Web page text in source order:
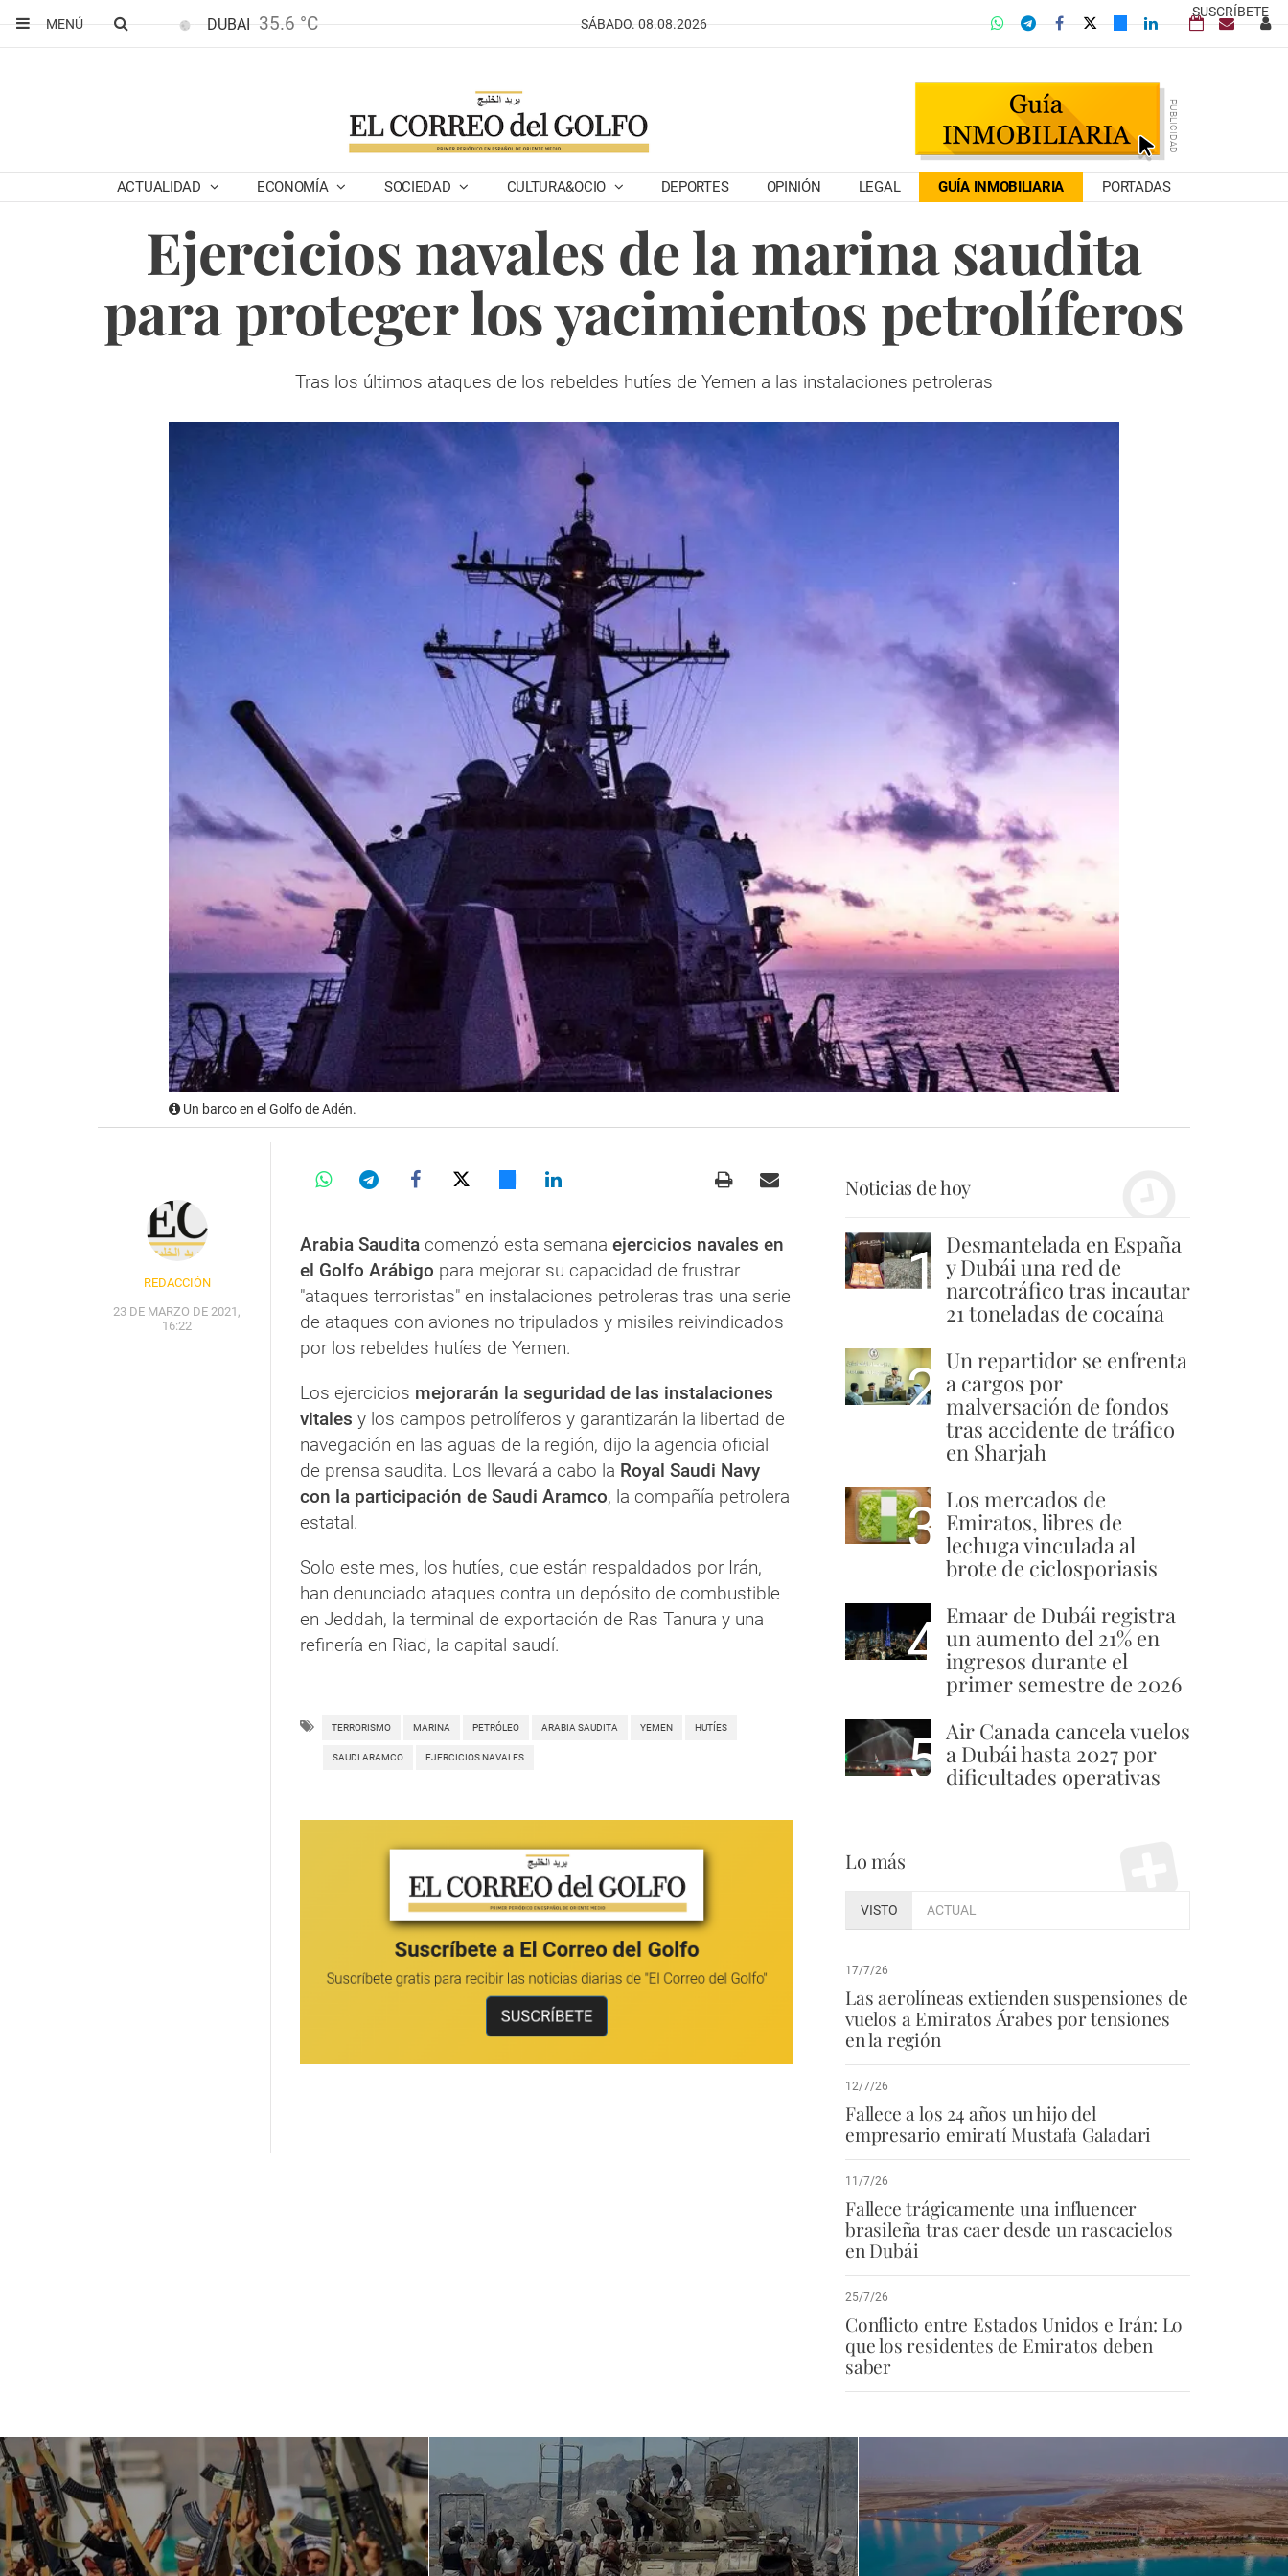
SUSCRÍBETE
MENÚ
DUBAI 35.6 °C SÁBADO. 08.08.2026
ACTUALIDAD ECONOMÍA SOCIEDAD CULTURA&OCIO DEPORTES OPINIÓN LEGAL GUÍA INMOBILIARIA PORTADAS
Ejercicios navales de la marina saudita
para proteger los yacimientos petrolíferos
Tras los últimos ataques de los rebeldes hutíes de Yemen a las instalaciones petroleras
Un barco en el Golfo de Adén.
REDACCIÓN
23 DE MARZO DE 2021,
16:22
Arabia Saudita comenzó esta semana ejercicios navales en
el Golfo Arábigo para mejorar su capacidad de frustrar
"ataques terroristas" en instalaciones petroleras tras una serie
de ataques con aviones no tripulados y misiles reivindicados
por los rebeldes hutíes de Yemen.
Los ejercicios mejorarán la seguridad de las instalaciones
vitales y los campos petrolíferos y garantizarán la libertad de
navegación en las aguas de la región, dijo la agencia oficial
de prensa saudita. Los llevará a cabo la Royal Saudi Navy
con la participación de Saudi Aramco, la compañía petrolera
estatal.
Solo este mes, los hutíes, que están respaldados por Irán,
han denunciado ataques contra un depósito de combustible
en Jeddah, la terminal de exportación de Ras Tanura y una
refinería en Riad, la capital saudí.
TERRORISMO MARINA PETRÓLEO ARABIA SAUDITA YEMEN HUTÍES
SAUDI ARAMCO EJERCICIOS NAVALES
Noticias de hoy
1 Desmantelada en España
y Dubái una red de
narcotráfico tras incautar
21 toneladas de cocaína
2 Un repartidor se enfrenta
a cargos por
malversación de fondos
tras accidente de tráfico
en Sharjah
3 Los mercados de
Emiratos, libres de
lechuga vinculada al
brote de ciclosporiasis
4 Emaar de Dubái registra
un aumento del 21% en
ingresos durante el
primer semestre de 2026
5 Air Canada cancela vuelos
a Dubái hasta 2027 por
dificultades operativas
Lo más
VISTO ACTUAL
17/7/26
Las aerolíneas extienden suspensiones de
vuelos a Emiratos Árabes por tensiones
en la región
12/7/26
Fallece a los 24 años un hijo del
empresario emiratí Mustafa Galadari
11/7/26
Fallece trágicamente una influencer
brasileña tras caer desde un rascacielos
en Dubái
25/7/26
Conflicto entre Estados Unidos e Irán: Lo
que los residentes de Emiratos deben
saber